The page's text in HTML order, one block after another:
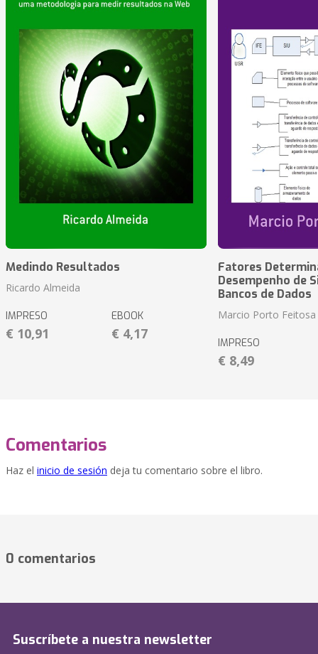
Medindo Resultados
Ricardo Almeida
IMPRESO
€ 10,91
EBOOK
€ 4,17
Fatores
Desempenho de
Bancos de Dados
Marcio Porto Feitosa
IMPRESO
€ 8,49
Comentarios
Haz el inicio de sesión deja tu comentario sobre el libro.
0 comentarios
Suscríbete a nuestra newsletter